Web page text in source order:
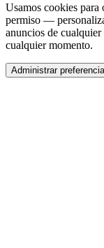
Usamos cookies
permiso —
anuncios de
cualquier momento.
Administrar